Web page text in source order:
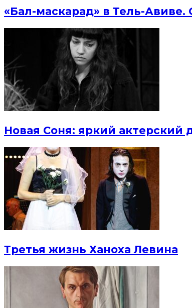
«Бал-маскарад» в Тель-
Новая Соня: яркий актерский
Третья жизнь Ханоха Левина